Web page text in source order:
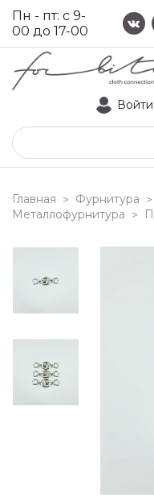
Пн - пт: с 9-
00 до 17-00
Войти
Главная > Фурнитура >
Металлофурнитура >